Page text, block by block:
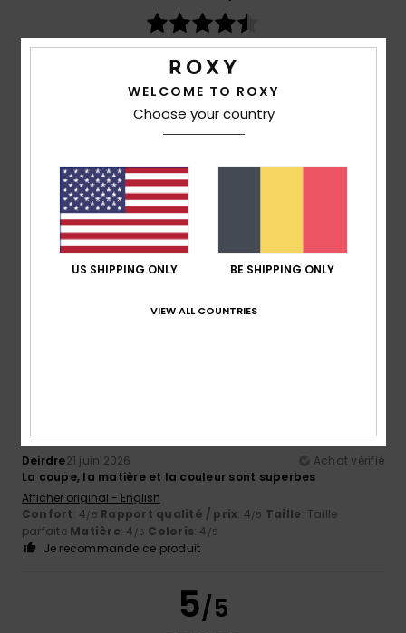
basé sur3 avis vérifiésdepuis mars 2026
100% de nos clients recommandent ce produit
Rapport qualité / prix
Taille
Trop petit Trop grand
Deirdre21 juin 2026
Achat vérifié
La coupe, la matière et la couleur sont superbes
Afficher original - English
Confort: 4/5 Rapport qualité / prix: 4/5 Taille: Taille
parfaite Matière: 4 /5 Coloris: 4 /5
Je recommande ce produit
5/5
WELCOME TO ROXY
Choose your country
US SHIPPING ONLY BE SHIPPING ONLY
VIEW ALL COUNTRIES